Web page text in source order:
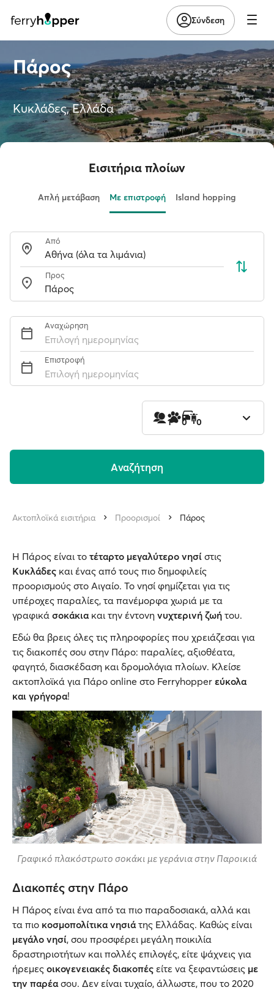
Σύνδεση
Πάρος
Κυκλάδες, Ελλάδα
Εισιτήρια πλοίων
Απλή μετάβαση Με επιστροφή Island hopping
Από
Προς
Αναχώρηση
Επιλογή ημερομηνίας
Επιστροφή
Επιλογή ημερομηνίας
1 0 0
Aναζήτηση
Ακτοπλοϊκά εισιτήρια Προορισμοί Πάρος
Η Πάρος είναι το τέταρτο μεγαλύτερο νησί στις
Κυκλάδες και ένας από τους πιο δημοφιλείς
προορισμούς στο Αιγαίο. Το νησί φημίζεται για τις
υπέροχες παραλίες, τα πανέμορφα χωριά με τα
γραφικά σοκάκια και την έντονη νυχτερινή ζωή του.
Εδώ θα βρεις όλες τις πληροφορίες που χρειάζεσαι για
τις διακοπές σου στην Πάρο: παραλίες, αξιοθέατα,
φαγητό, διασκέδαση και δρομολόγια πλοίων. Κλείσε
ακτοπλοϊκά για Πάρο online στο Ferryhopper εύκολα
και γρήγορα!
Γραφικό πλακόστρωτο σοκάκι με γεράνια στην Παροικιά
Διακοπές στην Πάρο
Η Πάρος είναι ένα από τα πιο παραδοσιακά, αλλά και
τα πιο κοσμοπολίτικα νησιάτης Ελλάδας. Καθώς είναι
μεγάλο νησί, σου προσφέρει μεγάλη ποικιλία
δραστηριοτήτων και πολλές επιλογές, είτε ψάχνεις για
ήρεμες οικογενειακές διακοπές είτε να ξεφαντώσεις με
την παρέασου. Δεν είναι τυχαίο, άλλωστε, που το 2020